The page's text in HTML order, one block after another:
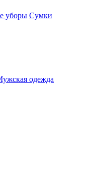
уборы Сумки
одежда